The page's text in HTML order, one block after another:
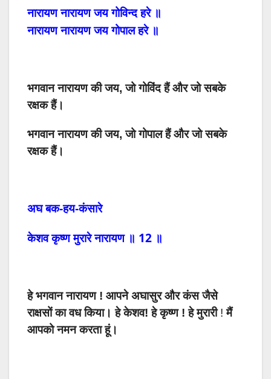
नारायण नारायण जय गोविन्द हरे ॥
नारायण नारायण जय गोपाल हरे ॥
भगवान नारायण की जय, जो गोविंद हैं और जो सबके
रक्षक हैं।
भगवान नारायण की जय, जो गोपाल हैं और जो सबके
रक्षक हैं।
अघ बक-हय-कंसारे
केशव कृष्ण मुरारे नारायण ॥ 12 ॥
हे भगवान नारायण! आपने अघासुर और कंस जैसे
राक्षसों का वध किया। हे केशव! हेकृष्ण! हेमुरारी!मैं
आपको नमन करता हूं।